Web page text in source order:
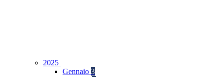
2025
Gennaio 3